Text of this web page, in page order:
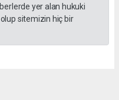
yer alan hukuki
sitemizin hiç bir